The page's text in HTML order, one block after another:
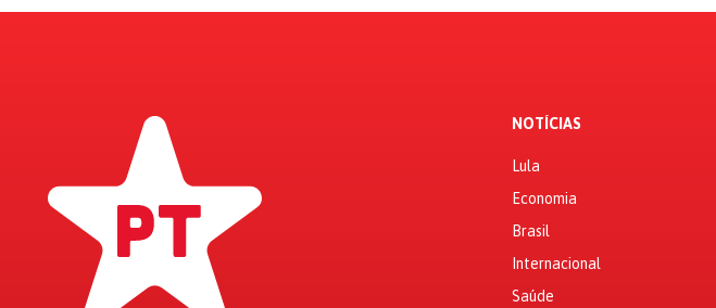
NOTÍCIAS
Lula
Economia
Brasil
Internacional
Saúde